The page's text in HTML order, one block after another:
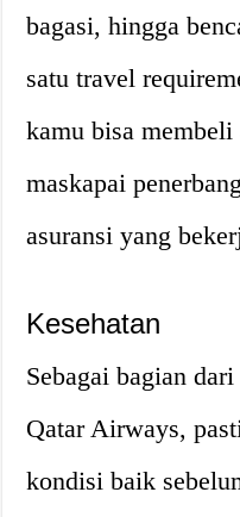
bagasi, hingga
satu travel
kamu bisa
maskapai
asuransi yang
Kesehatan
Sebagai bagian
Qatar Airways,
kondisi baik